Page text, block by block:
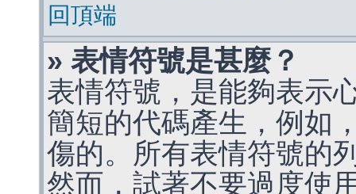
回頂端
» 表情符號是甚麼？
表情符號，是能夠表示
簡短的代碼產生，例如
傷的。所有表情符號的
然而，試著不要過度使